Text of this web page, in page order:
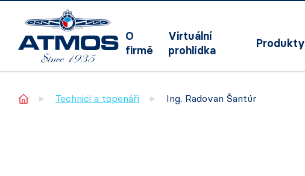
O
firmě
Virtuální
prohlídka
Produkty
Home Technici a topenáři Ing. Radovan Šantúr